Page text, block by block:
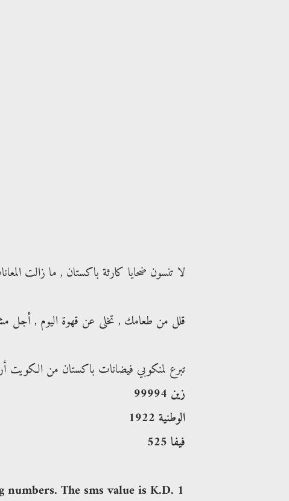
لا تنسون ضحايا كارثة باكستان , ما زالت
قلل من طعامك , تخلى عن قهوة اليوم , أجل
تبرع لمنكوبي فيضانات باكستان من الكويت
زين 99994
الوطنية 1922
فيفا 525
The sms value is K.D. 1